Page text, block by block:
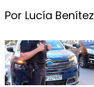
Por Lucía Benítez